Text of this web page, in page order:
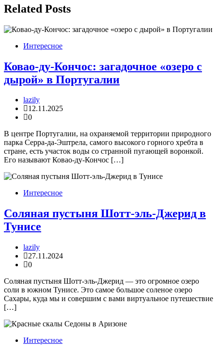
записям
Related Posts
Интересное
Ковао-ду-Кончос: загадочное «озеро с
дырой» в Португалии
lazily
12.11.2025
0
В центре Португалии, на охраняемой территории природного
парка Серра-да-Эштрела, самого высокого горного хребта в
стране, есть участок воды со странной пугающей воронкой.
Его называют Ковао-ду-Кончос […]
Интересное
Соляная пустыня Шотт-эль-Джерид в
Тунисе
lazily
27.11.2024
0
Соляная пустыня Шотт-эль-Джерид — это огромное озеро
соли в южном Тунисе. Это самое большое соленое озеро
Сахары, куда мы и совершим с вами виртуальное путешествие
[…]
Интересное